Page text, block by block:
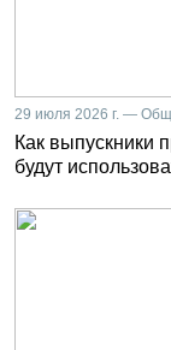
29 июля 2026 г. —
Как выпускники
будут